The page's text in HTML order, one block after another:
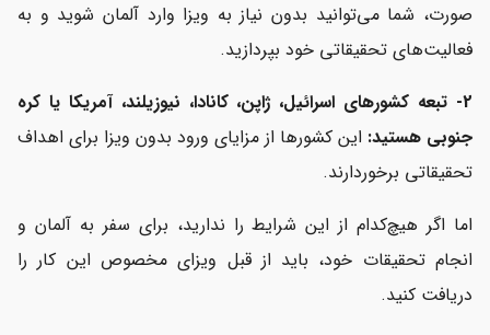
صورت، شما می‌توانید بدون نیاز به ویزا وارد آلمان شوید و به
فعالیت‌های تحقیقاتی خود بپردازید.
2- تبعه کشورهای اسرائیل، ژاپن، کانادا، نیوزیلند، آمریکا یا کره
جنوبی هستید: این کشورها از مزایای ورود بدون ویزا برای اهداف
تحقیقاتی برخوردارند.
اما اگر هیچ‌کدام از این شرایط را ندارید، برای سفر به آلمان و
انجام تحقیقات خود، باید از قبل ویزای مخصوص این کار را
دریافت کنید.